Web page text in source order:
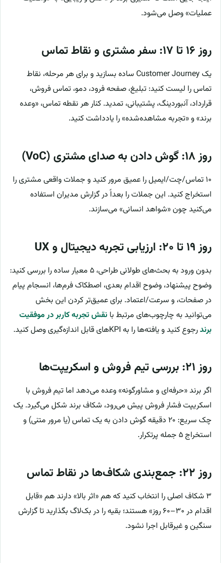
عملیات» وصل می‌شود.
روز ۱۶ تا ۱۷: سفر مشتری و نقاط تماس
یک Customer Journey ساده بسازید و برای هر مرحله، نقاط
تماس را لیست کنید: تبلیغ، صفحه فرود، دمو، تماس فروش،
قرارداد، آنبوردینگ، پشتیبانی، تمدید. کنار هر نقطه تماس، «وعده
برند» و «تجربه مشاهده‌شده» را یادداشت کنید.
روز ۱۸: گوش دادن به صدای مشتری (VoC)
۱۰ تماس/چت/ایمیل را عمیق مرور کنید و جملات واقعی مشتری را
استخراج کنید. این جملات را بعداً در گزارش مدیران استفاده
می‌کنید چون «شواهد انسانی» می‌سازند.
روز ۱۹ تا ۲۰: ارزیابی تجربه دیجیتال و UX
بدون ورود به بحث‌های طولانی طراحی، ۵ معیار ساده را بررسی کنید:
وضوح پیشنهاد، وضوح اقدام بعدی، اصطکاک فرم‌ها، انسجام پیام
در صفحات، و سرعت/اعتماد. برای عمیق‌تر کردن این بخش
می‌توانید به چارچوب‌های مرتبط با نقش تجربه کاربر در موفقیت
برندرجوع کنید و یافته‌ها را به KPIهای قابل اندازه‌گیری وصل کنید.
روز ۲۱: بررسی تیم فروش و اسکریپت‌ها
اگر برند «حرفه‌ای و مشاورگونه» وعده می‌دهد اما تیم فروش با
اسکریپت فشار فروش پیش می‌رود، شکاف برند شکل می‌گیرد. یک
چک سریع: ۲۰ دقیقه گوش دادن به یک تماس (یا مرور متنی) و
استخراج ۵ جمله پرتکرار.
روز ۲۲: جمع‌بندی شکاف‌ها در نقاط تماس
۳ شکاف اصلی را انتخاب کنید که هم «اثر بالا» دارند هم «قابل
اقدام در ۳۰–۶۰ روز» هستند؛ بقیه را در بک‌لاگ بگذارید تا گزارش
سنگین و غیرقابل اجرا نشود.